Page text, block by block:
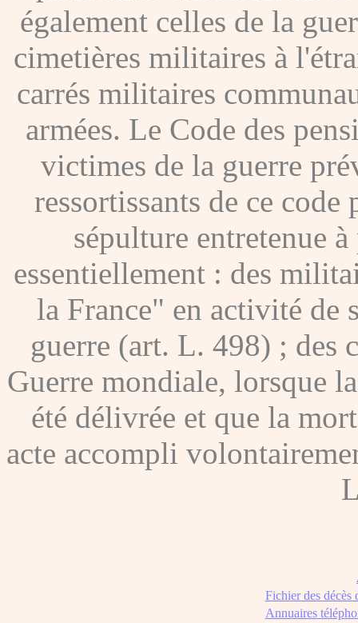
également celles de la
cimetières militaires à
carrés militaires
armées. Le Code des
victimes de la guerre
ressortissants de ce code
sépulture entretenue
essentiellement : des
la France" en activité de
guerre (art. L. 498) ; des
Guerre mondiale, lorsque
été délivrée et que la
acte accompli
Fichier des décès
Annuaires